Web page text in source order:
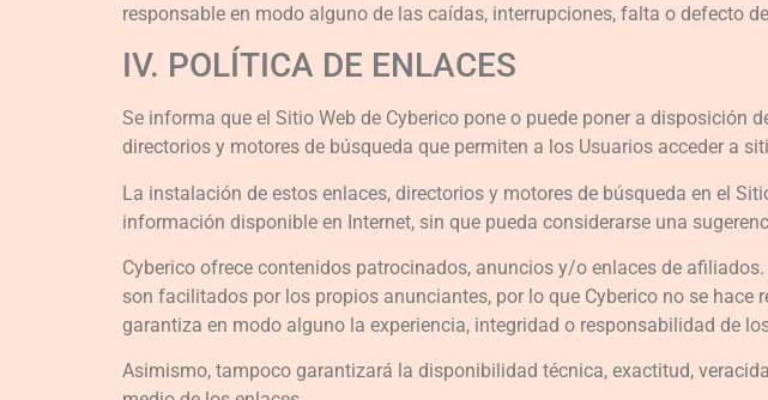
responsable en modo alguno de las caídas, interrupciones, falta o defecto
IV. POLÍTICA DE ENLACES
Se informa que el Sitio Web de Cyberico pone o puede poner a disposición
directorios y motores de búsqueda que permiten a los Usuarios acceder a
La instalación de estos enlaces, directorios y motores de búsqueda en el
información disponible en Internet, sin que pueda considerarse una
Cyberico ofrece contenidos patrocinados, anuncios y/o enlaces de
son facilitados por los propios anunciantes, por lo que Cyberico no se
garantiza en modo alguno la experiencia, integridad o responsabilidad de
Asimismo, tampoco garantizará la disponibilidad técnica, exactitud,